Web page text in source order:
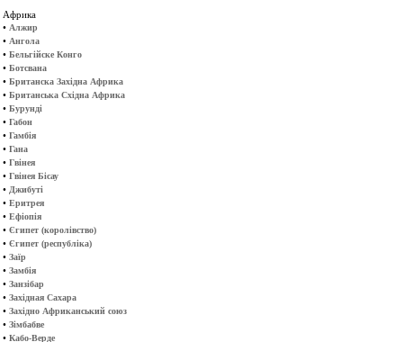
Африка
• Алжир
• Ангола
• Бельгійске Конго
• Ботсвана
• Британска Західна Африка
• Британська Східна Африка
• Бурунді
• Габон
• Гамбія
• Гана
• Гвінея
• Гвінея Бісау
• Джибуті
• Еритрея
• Ефіопія
• Єгипет (королівство)
• Єгипет (республіка)
• Заїр
• Замбія
• Занзібар
• Західная Сахара
• Західно Африканський союз
• Зімбабве
• Кабо-Верде